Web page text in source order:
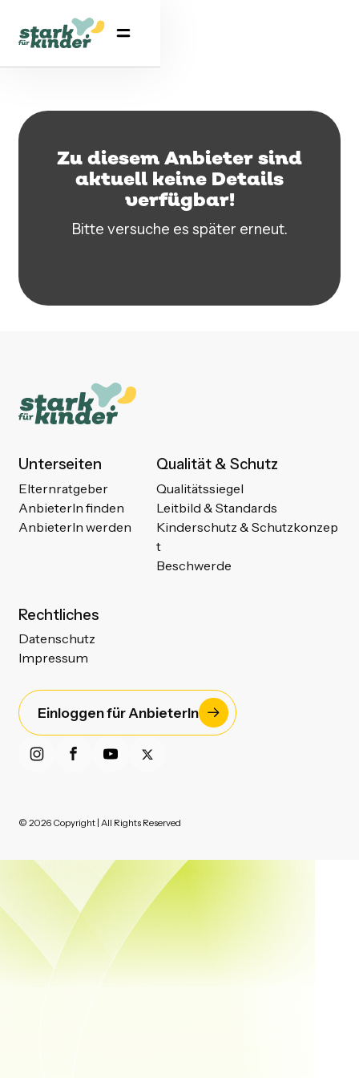
Zu diesem Anbieter sind
aktuell keine Details
verfügbar!
Bitte versuche es später erneut.
Unterseiten
Elternratgeber
AnbieterIn finden
AnbieterIn werden
Qualität & Schutz
Qualitätssiegel
Leitbild & Standards
Kinderschutz & Schutzkonzep
t
Beschwerde
Rechtliches
Datenschutz
Impressum
Einloggen für AnbieterIn
© 2026 Copyright | All Rights Reserved